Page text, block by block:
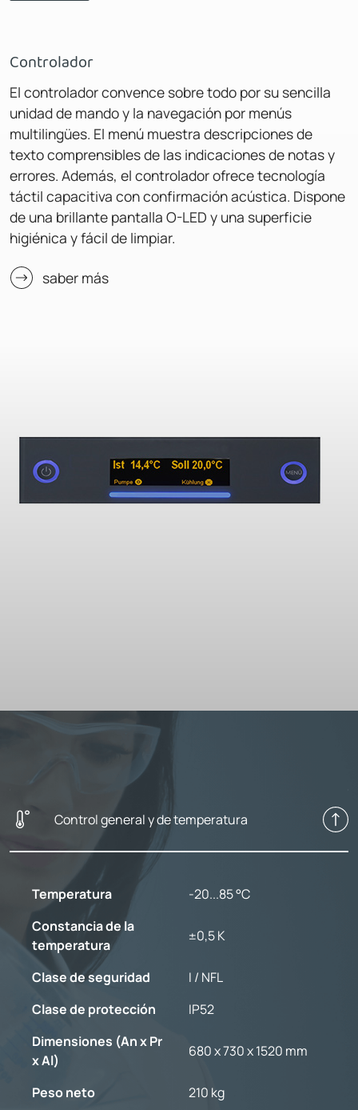
Controlador
El controlador convence sobre todo por su sencilla
unidad de mando y la navegación por menús
multilingües. El menú muestra descripciones de
texto comprensibles de las indicaciones de notas y
errores. Además, el controlador ofrece tecnología
táctil capacitiva con confirmación acústica. Dispone
de una brillante pantalla O-LED y una superficie
higiénica y fácil de limpiar.
saber más
Control general y de temperatura
Temperatura
-20...85 °C
Constancia de la
temperatura
±0,5 K
Clase de seguridad
I / NFL
Clase de protección
IP52
Dimensiones (An x Pr
x Al)
680 x 730 x 1520 mm
Peso neto 210 kg